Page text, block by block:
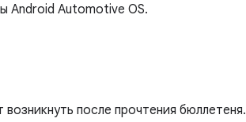
Android Automotive OS.
после прочтения бюллетеня.